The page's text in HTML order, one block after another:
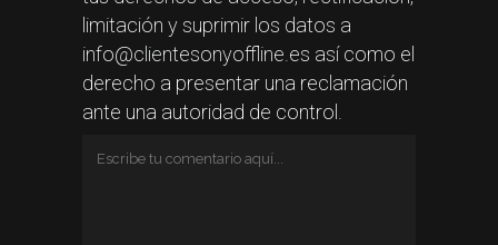
limitación y suprimir los datos a
info@clientesonyoffline.es así como el
derecho a presentar una reclamación
ante una autoridad de control.